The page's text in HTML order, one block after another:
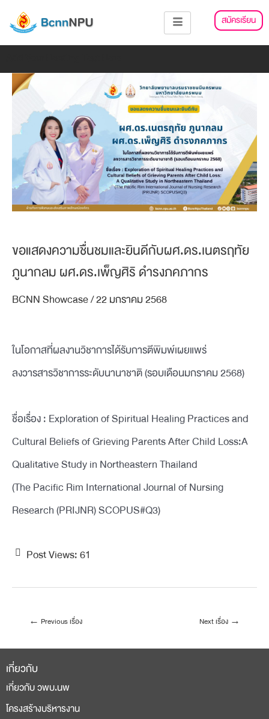
สมัครเรียน
ขอแสดงความชื่นชมและยินดีกับผศ.ดร.เนตรฤทัย
ภูนากลม ผศ.ดร.เพ็ญศิริ ดำรงภคภากร
BCNN Showcase/22 มกราคม 2568
ในโอกาสที่ผลงานวิชาการได้รับการตีพิมพ์เผยแพร่
ลงวารสารวิชาการระดับนานาชาติ (รอบเดือนมกราคม 2568)
ชื่อเรื่อง : Exploration of Spiritual Healing Practices and
Cultural Beliefs of Grieving Parents After Child Loss:A
Qualitative Study in Northeastern Thailand
(The Pacific Rim International Journal of Nursing
Research (PRIJNR) SCOPUS#Q3)
Post Views:61
แนะแนว
เรื่อง
← Previous เรื่อง Next เรื่อง →
เกี่ยวกับ
เกี่ยวกับ วพบ.นพ
โครงสร้างบริหารงาน